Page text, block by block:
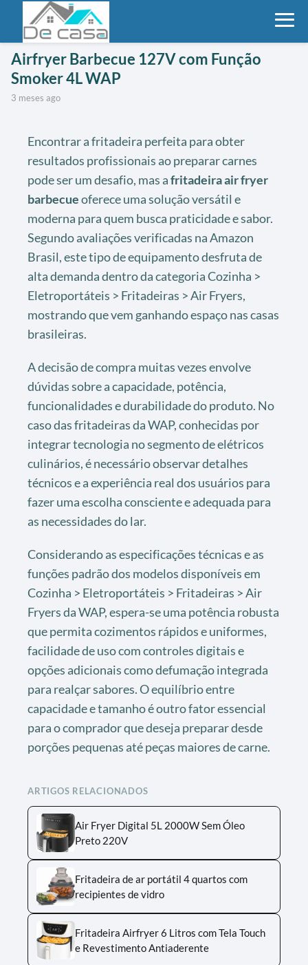
Airfryer Barbecue 127V com Função
Smoker 4L WAP
3 meses ago
Encontrar a fritadeira perfeita para obter
resultados profissionais ao preparar carnes
pode ser um desafio, mas afritadeira air fryer
barbecueoferece uma solução versátil e
moderna para quem busca praticidade e sabor.
Segundo avaliações verificadas na Amazon
Brasil, este tipo de equipamento desfruta de
alta demanda dentro da categoria Cozinha >
Eletroportáteis > Fritadeiras > Air Fryers,
mostrando que vem ganhando espaço nas casas
brasileiras.
A decisão de compra muitas vezes envolve
dúvidas sobre a capacidade, potência,
funcionalidades e durabilidade do produto. No
caso das fritadeiras da WAP, conhecidas por
integrar tecnologia no segmento de elétricos
culinários, é necessário observar detalhes
técnicos e a experiência real dos usuários para
fazer uma escolha consciente e adequada para
as necessidades do lar.
Considerando as especificações técnicas e as
funções padrão dos modelos disponíveis em
Cozinha > Eletroportáteis > Fritadeiras > Air
Fryers da WAP, espera-se uma potência robusta
que permita cozimentos rápidos e uniformes,
facilidade de uso com controles digitais e
opções adicionais como defumação integrada
para realçar sabores. O equilíbrio entre
capacidade e tamanho é outro fator essencial
para o comprador que deseja preparar desde
porções pequenas até peças maiores de carne.
ARTIGOS RELACIONADOS
Air Fryer Digital 5L 2000W Sem Óleo
Preto 220V
Fritadeira de ar portátil 4 quartos com
recipientes de vidro
Fritadeira Airfryer 6 Litros com Tela Touch
e Revestimento Antiaderente